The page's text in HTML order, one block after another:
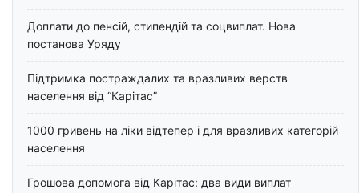
Доплати до пенсій, стипендій та соцвиплат. Нова
постанова Уряду
Підтримка постраждалих та вразливих верств
населення від “Карітас”
1000 гривень на ліки відтепер і для вразливих категорій
населення
Грошова допомога від Карітас: два види виплат